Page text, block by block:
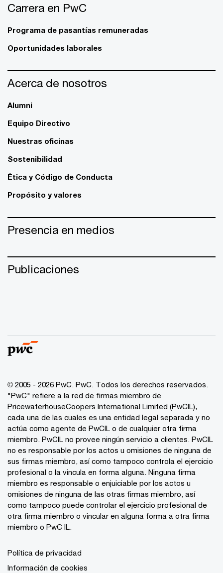
Carrera en PwC
Programa de pasantías remuneradas
Oportunidades laborales
Acerca de nosotros
Alumni
Equipo Directivo
Nuestras oficinas
Sostenibilidad
Ética y Código de Conducta
Propósito y valores
Presencia en medios
Publicaciones
© 2005 - 2026 PwC. PwC. Todos los derechos reservados.
"PwC" refiere a la red de firmas miembro de
PricewaterhouseCoopers International Limited (PwCIL),
cada una de las cuales es una entidad legal separada y no
actúa como agente de PwCIL o de cualquier otra firma
miembro. PwCIL no provee ningún servicio a clientes. PwCIL
no es responsable por los actos u omisiones de ninguna de
sus firmas miembro, así como tampoco controla el ejercicio
profesional o la vincula en forma alguna. Ninguna firma
miembro es responsable o enjuiciable por los actos u
omisiones de ninguna de las otras firmas miembro, así
como tampoco puede controlar el ejercicio profesional de
otra firma miembro o vincular en alguna forma a otra firma
miembro o PwC IL.
Política de privacidad
Información de cookies